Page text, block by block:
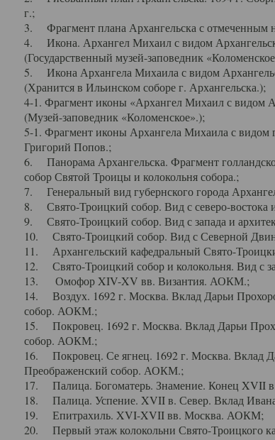
г.;
3. Фрагмент плана Архангельска с отмеченным
4. Икона. Архангел Михаил с видом
(Государственный музей-заповедник
5. Икона Архангела Михаила с видом
(Хранится в Ильинском соборе г. Архангельска.);
4-1. Фрагмент иконы «Архангел Михаил с видом
(Музей-заповедник «Коломенское».);
5-1. Фрагмент иконы Архангела Михаила с
Григорий Попов.;
6. Панорама Архангельска. Фрагмент
собор Святой Троицы и колокольня собора.;
7. Генеральный вид губернского города
8. Свято-Троицкий собор. Вид с северо-востока
9. Свято-Троицкий собор. Вид с запада и
10. Свято-Троицкий собор. Вид с Северной
11. Архангельский кафедральный Свято-
12. Свято-Троицкий собор и колокольня. Вид с
13. Омофор XIV-XV вв. Византия. АОКМ.;
14. Воздух. 1692 г. Москва. Вклад Дарьи
собор. АОКМ.;
15. Покровец. 1692 г. Москва. Вклад Дарьи
собор. АОКМ.;
16. Покровец. Се ягнец. 1692 г. Москва. Вклад
Преображенский собор. АОКМ.;
17. Палица. Богоматерь. Знамение. Конец XVII
18. Палица. Успение. XVII в. Север. Вклад Ивана
19. Епитрахиль. XVI-XVII вв. Москва. АОКМ;
20. Первый этаж колокольни Свято-Троицкого